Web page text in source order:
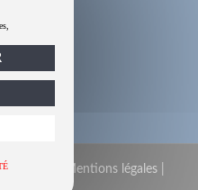
réservés | Mentions légales